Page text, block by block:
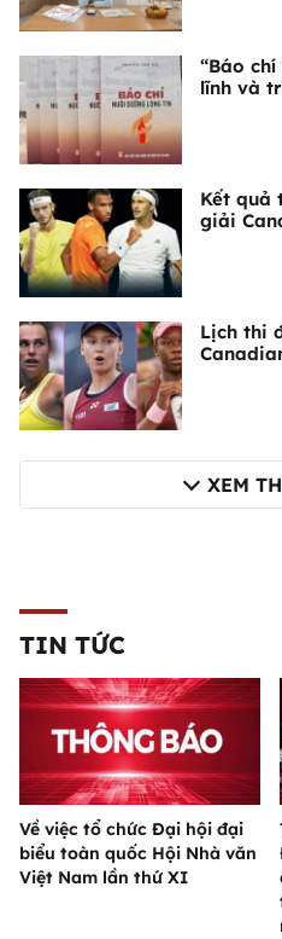
“Báo
lĩnh và
Kết quả
giải
Lịch thi
XEM
TIN TỨC
Về việc tổ chức Đại hội đại
biểu toàn quốc Hội Nhà văn
Việt Nam lần thứ XI